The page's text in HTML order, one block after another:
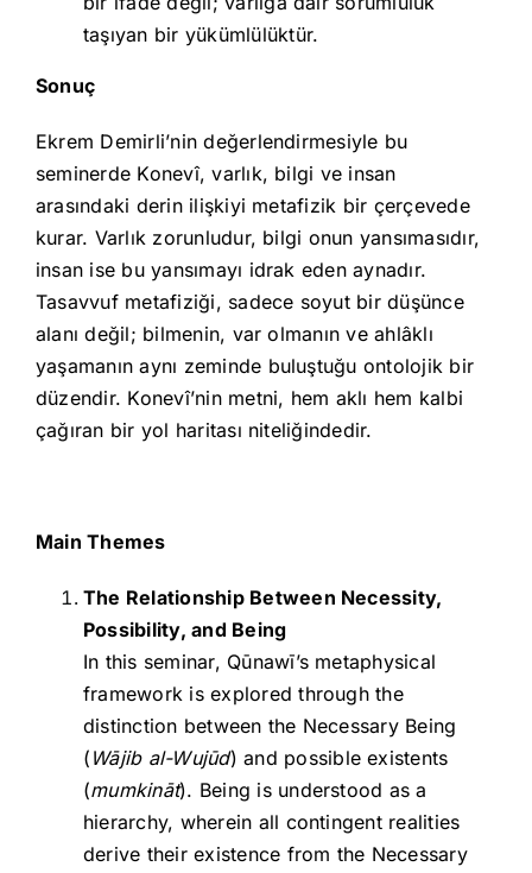
taşıyan bir yükümlülüktür.
Sonuç
Ekrem Demirli’nin değerlendirmesiyle bu
seminerde Konevî, varlık, bilgi ve insan
arasındaki derin ilişkiyi metafizik bir çerçevede
kurar. Varlık zorunludur, bilgi onun yansımasıdır,
insan ise bu yansımayı idrak eden aynadır.
Tasavvuf metafiziği, sadece soyut bir düşünce
alanı değil; bilmenin, var olmanın ve ahlâklı
yaşamanın aynı zeminde buluştuğu ontolojik bir
düzendir. Konevî’nin metni, hem aklı hem kalbi
çağıran bir yol haritası niteliğindedir.
Main Themes
The Relationship Between Necessity,
Possibility, and Being
In this seminar, Qūnawī’s metaphysical
framework is explored through the
distinction between the Necessary Being
( Wājib al-Wujūd) and possible existents
(mumkināt). Being is understood as a
hierarchy, wherein all contingent realities
derive their existence from the Necessary